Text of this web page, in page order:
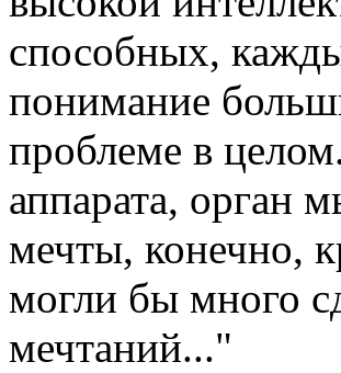
способных,
понимание
проблеме в
аппарата, орган
мечты, конечно,
могли бы много
мечтаний..."